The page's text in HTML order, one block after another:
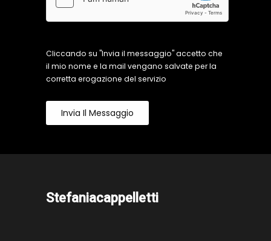
Cliccando su "Invia il messaggio" accetto che
il mio nome e la mail vengano salvate per la
corretta erogazione del servizio
Invia Il Messaggio
Stefaniacappelletti